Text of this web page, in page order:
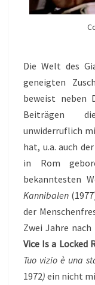
Die Welt des
geneigten
beweist neben
Beiträgen
unwiderruflich
hat, u.a. auch
in Rom
bekanntesten
Kannibalen
der
Zwei Jahre
Vice Is a Locked
Tuo vizio è una
1972) ein nicht